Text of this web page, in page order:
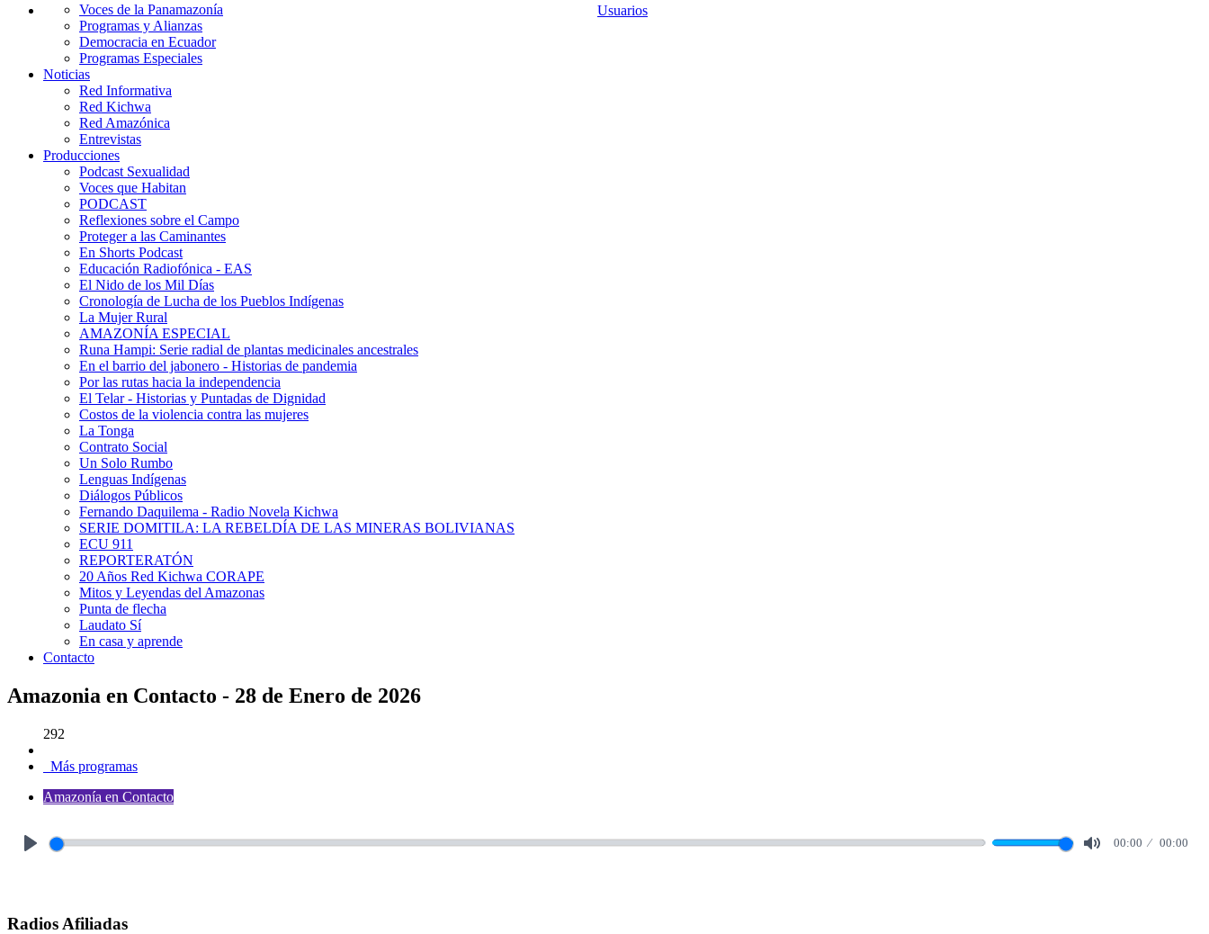
Usuarios
Voces de la Panamazonía
Programas y Alianzas
Democracia en Ecuador
Programas Especiales
Noticias
Red Informativa
Red Kichwa
Red Amazónica
Entrevistas
Producciones
Podcast Sexualidad
Voces que Habitan
PODCAST
Reflexiones sobre el Campo
Proteger a las Caminantes
En Shorts Podcast
Educación Radiofónica - EAS
El Nido de los Mil Días
Cronología de Lucha de los Pueblos Indígenas
La Mujer Rural
AMAZONÍA ESPECIAL
Runa Hampi: Serie radial de plantas medicinales ancestrales
En el barrio del jabonero - Historias de pandemia
Por las rutas hacia la independencia
El Telar - Historias y Puntadas de Dignidad
Costos de la violencia contra las mujeres
La Tonga
Contrato Social
Un Solo Rumbo
Lenguas Indígenas
Diálogos Públicos
Fernando Daquilema - Radio Novela Kichwa
SERIE DOMITILA: LA REBELDÍA DE LAS MINERAS BOLIVIANAS
ECU 911
REPORTERATÓN
20 Años Red Kichwa CORAPE
Mitos y Leyendas del Amazonas
Punta de flecha
Laudato Sí
En casa y aprende
Contacto
Amazonia en Contacto - 28 de Enero de 2026
292
Más programas
Amazonía en Contacto
00:00 00:00
Radios Afiliadas